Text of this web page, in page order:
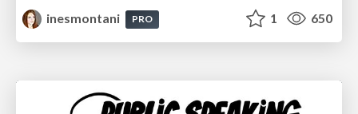
inesmontani
PRO 1 650